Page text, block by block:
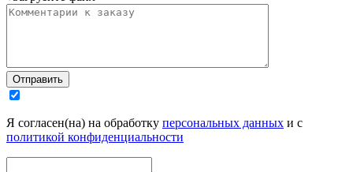
Отправить
Я согласен(на) на обработку персональных данных и с
политикой конфиденциальности